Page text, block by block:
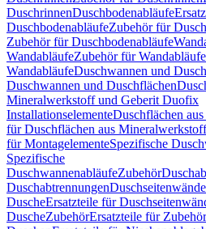
DuschrinnenDuschbodenabläufe
DuschbodenabläufeZubehör für
Zubehör für Duschbodenabläufe
WandabläufeZubehör für Wandabläufe
WandabläufeDuschwannen und
Duschwannen und Duschflächen
Mineralwerkstoff und Geberit Duofix
InstallationselementeDuschflächen
für Duschflächen aus Mineralwerkstoff
für MontagelementeSpezifische
Spezifische
DuschwannenabläufeZubehör
Duschabtrennungen
DuscheErsatzteile für
DuscheZubehörErsatzteile für Zubehör